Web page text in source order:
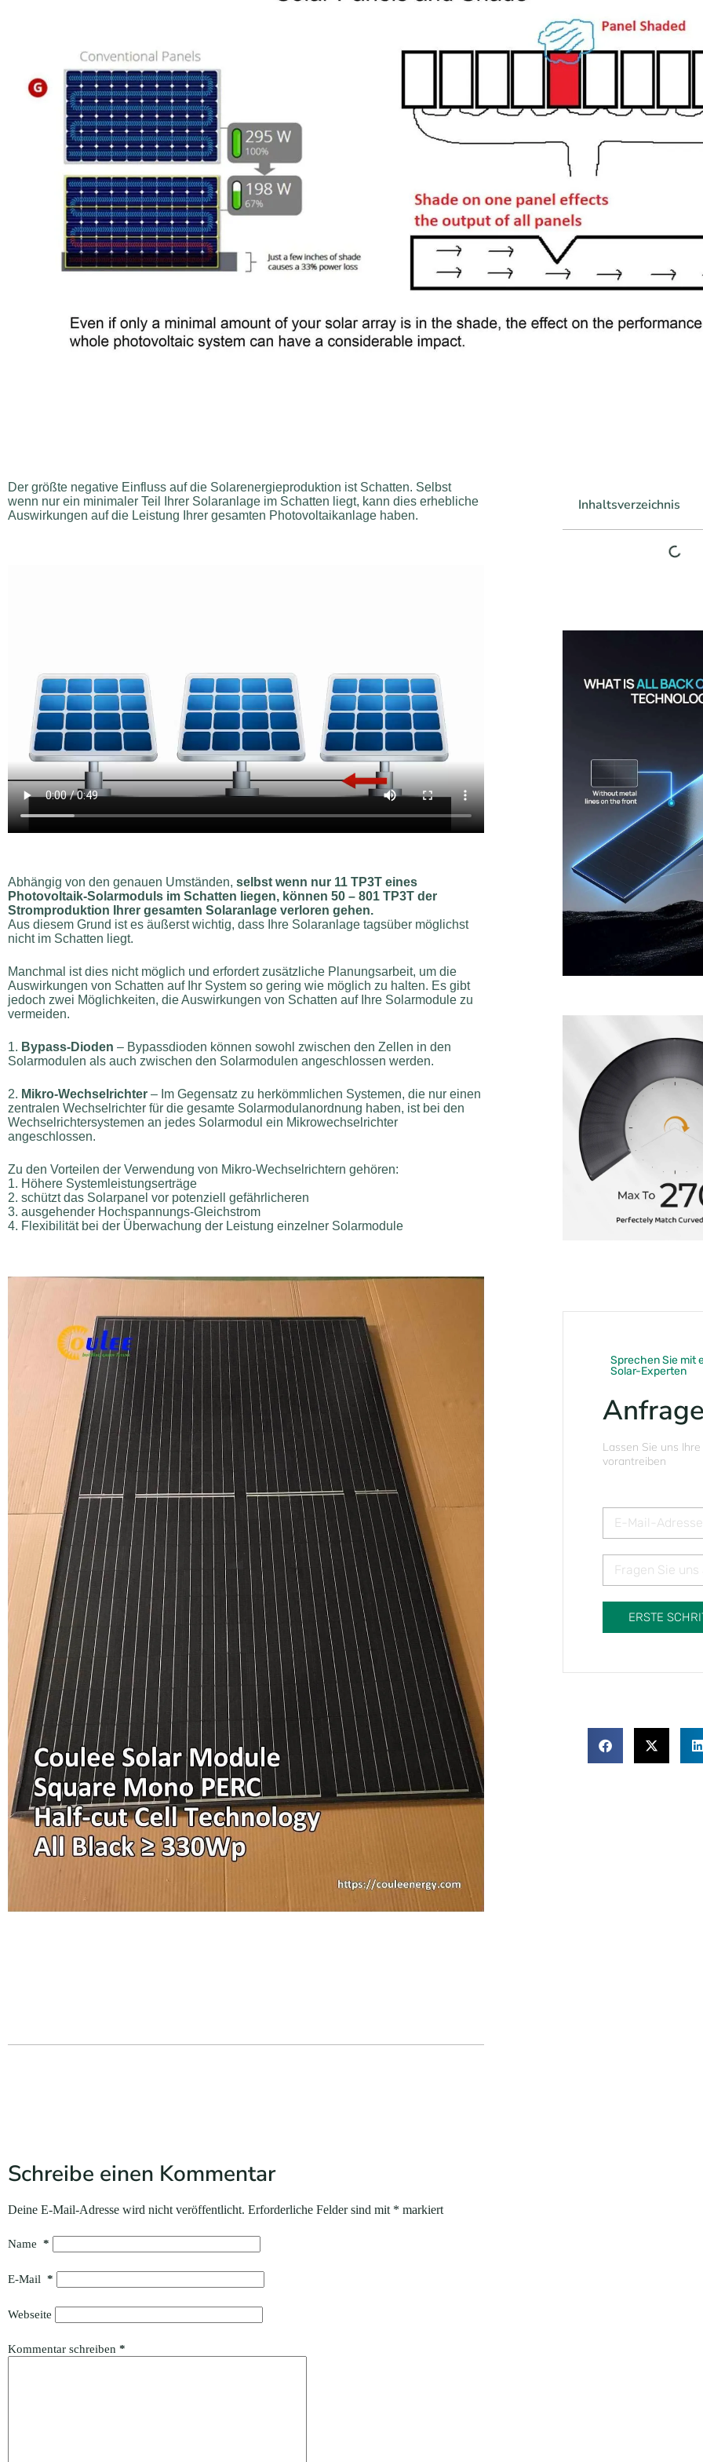
Der größte negative Einfluss auf die Solarenergieproduktion ist Schatten. Selbst
wenn nur ein minimaler Teil Ihrer Solaranlage im Schatten liegt, kann dies erhebliche
Auswirkungen auf die Leistung Ihrer gesamten Photovoltaikanlage haben.
Abhängig von den genauen Umständen, selbst wenn nur 11 TP3T eines
Photovoltaik-Solarmoduls im Schatten liegen, können 50 – 801 TP3T der
Stromproduktion Ihrer gesamten Solaranlage verloren gehen.
Aus diesem Grund ist es äußerst wichtig, dass Ihre Solaranlage tagsüber möglichst
nicht im Schatten liegt.
Manchmal ist dies nicht möglich und erfordert zusätzliche Planungsarbeit, um die
Auswirkungen von Schatten auf Ihr System so gering wie möglich zu halten. Es gibt
jedoch zwei Möglichkeiten, die Auswirkungen von Schatten auf Ihre Solarmodule zu
vermeiden.
1. Bypass-Dioden – Bypassdioden können sowohl zwischen den Zellen in den
Solarmodulen als auch zwischen den Solarmodulen angeschlossen werden.
2. Mikro-Wechselrichter – Im Gegensatz zu herkömmlichen Systemen, die nur einen
zentralen Wechselrichter für die gesamte Solarmodulanordnung haben, ist bei den
Wechselrichtersystemen an jedes Solarmodul ein Mikrowechselrichter
angeschlossen.
Zu den Vorteilen der Verwendung von Mikro-Wechselrichtern gehören:
1. Höhere Systemleistungserträge
2. schützt das Solarpanel vor potenziell gefährlicheren
3. ausgehender Hochspannungs-Gleichstrom
4. Flexibilität bei der Überwachung der Leistung einzelner Solarmodule
Schreibe einen Kommentar
Deine E-Mail-Adresse wird nicht veröffentlicht. Erforderliche Felder sind mit * markiert
Name *
E-Mail *
Webseite
Kommentar schreiben *
Inhaltsverzeichnis
Sprechen Sie mit
Solar-Experten
Anfrage
Lassen Sie uns
vorantreiben
ERSTE